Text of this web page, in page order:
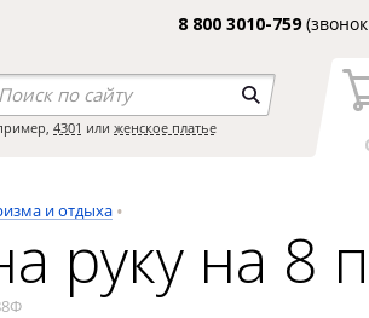
8 800 3010-759
4301 или женское платье
и отдыха
руку на 8